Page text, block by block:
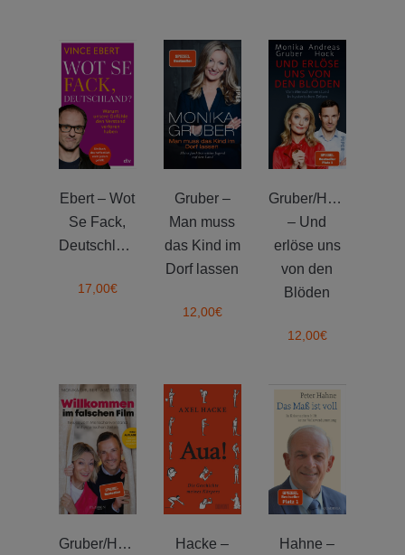
Ebert – Wot
Se Fack,
Deutschland?
17,00€
Gruber –
Man muss
das Kind im
Dorf lassen
12,00€
Gruber/Hock
– Und
erlöse uns
von den
Blöden
12,00€
Gruber/Hock
Hacke –
Hahne –